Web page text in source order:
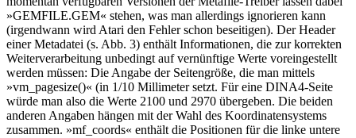
»GEMFILE.GEM« stehen, was man allerdings ignorieren kann
(irgendwann wird Atari den Fehler schon beseitigen). Der Header
einer Metadatei (s. Abb. 3) enthält Informationen, die zur korrekten
Weiterverarbeitung unbedingt auf vernünftige Werte voreingestellt
werden müssen: Die Angabe der Seitengröße, die man mittels
»vm_pagesize()« (in 1/10 Millimeter setzt. Für eine DINA4-Seite
würde man also die Werte 2100 und 2970 übergeben. Die beiden
anderen Angaben hängen mit der Wahl des Koordinatensystems
zusammen. »mf_coords« enthält die Positionen für die linke untere